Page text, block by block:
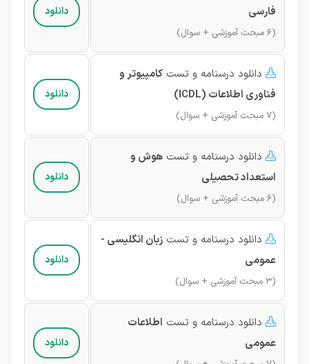
فارسی
(6 مبحث آموزشی + سوال)
دانلود
 دانلود درسنامه و تست کامپیوتر و
فناوری اطلاعات (ICDL)
(7 مبحث آموزشی + سوال)
دانلود
 دانلود درسنامه و تست هوش و
استعداد تحصیلی
(6 مبحث آموزشی + سوال)
دانلود
 دانلود درسنامه و تست زبان انگلیسی -
عمومی
(3 مبحث آموزشی + سوال)
دانلود
 دانلود درسنامه و تست اطلاعات
عمومی
دانلود